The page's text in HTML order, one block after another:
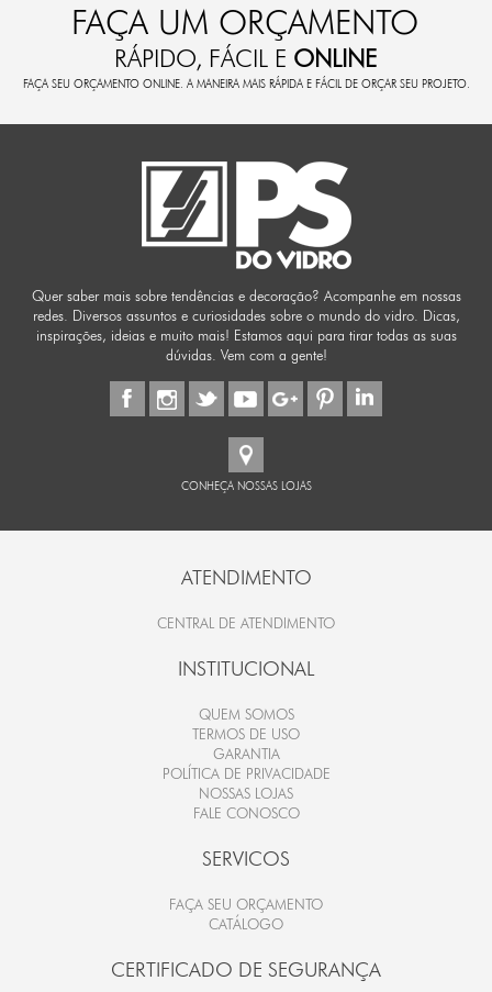
FAÇA UM ORÇAMENTO
RÁPIDO, FÁCIL E ONLINE
FAÇA SEU ORÇAMENTO ONLINE. A MANEIRA MAIS RÁPIDA E FÁCIL DE ORÇAR SEU PROJETO.
Quer saber mais sobre tendências e decoração? Acompanhe em nossas
redes. Diversos assuntos e curiosidades sobre o mundo do vidro. Dicas,
inspirações, ideias e muito mais! Estamos aqui para tirar todas as suas
dúvidas. Vem com a gente!
CONHEÇA NOSSAS LOJAS
ATENDIMENTO
CENTRAL DE ATENDIMENTO
INSTITUCIONAL
QUEM SOMOS
TERMOS DE USO
GARANTIA
POLÍTICA DE PRIVACIDADE
NOSSAS LOJAS
FALE CONOSCO
SERVICOS
FAÇA SEU ORÇAMENTO
CATÁLOGO
CERTIFICADO DE SEGURANÇA